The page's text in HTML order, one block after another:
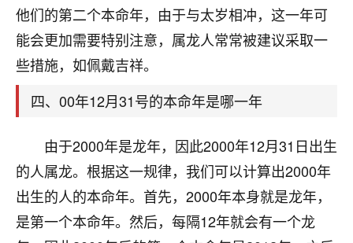
他们的第二个本命年，由于与太岁相冲，这一年可
能会更加需要特别注意，属龙人常常被建议采取一
些措施，如佩戴吉祥。
四、00年12月31号的本命年是哪一年
由于2000年是龙年，因此2000年12月31日出生
的人属龙。根据这一规律，我们可以计算出2000年
出生的人的本命年。首先，2000年本身就是龙年，
是第一个本命年。然后，每隔12年就会有一个龙
鹿森：你可以找老师看看，人有时不服命不行
啊！
太阳当空赵：我也做餐饮的，生意不算大，但
是我从找店开始都是找慧来老师跟进的，选
址、风水、还有开业日子，哪哪都看了，虽然
大环境不好，但是我家生意还可以，前几天又
2小时前 来自海南 18
梦醒时分
我女儿高二叛逆，大半年不上学，一说她就要死要活